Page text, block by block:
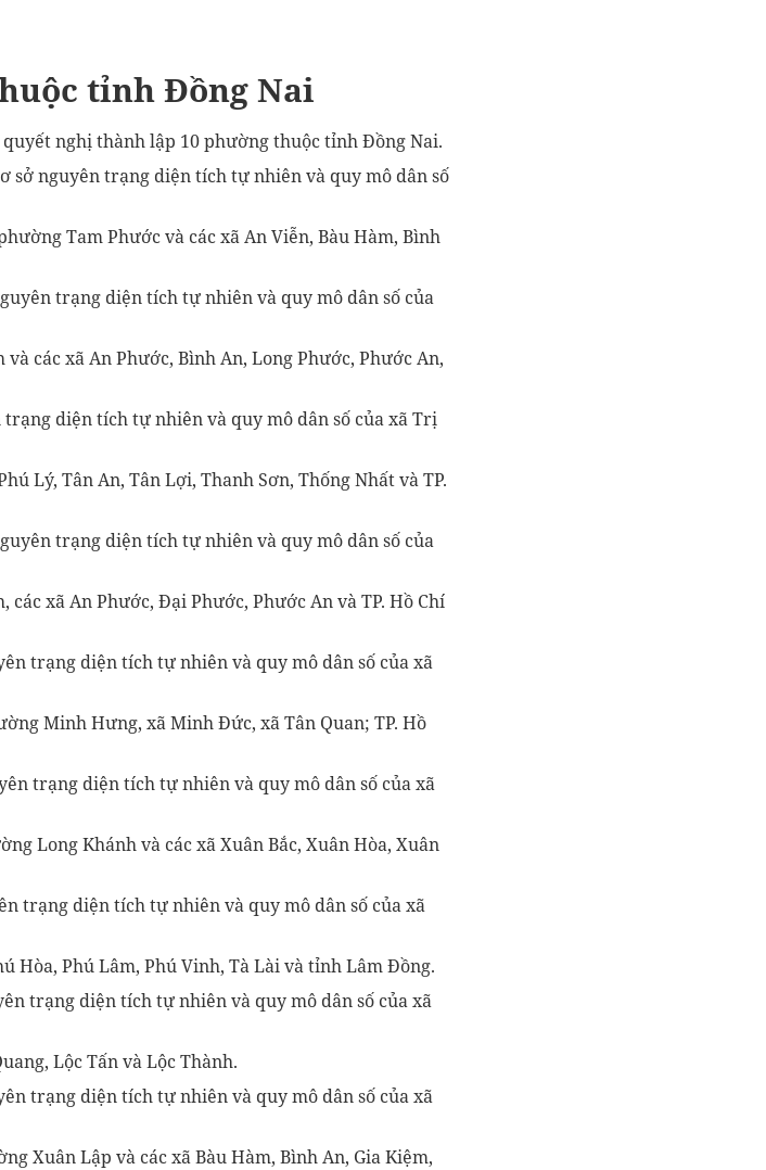
tỉnh Đồng Nai
nghị thành lập 10 phường thuộc tỉnh Đồng Nai.
sở nguyên trạng diện tích tự nhiên và quy mô dân số
Tam Phước và các xã An Viễn, Bàu Hàm, Bình
trạng diện tích tự nhiên và quy mô dân số của
các xã An Phước, Bình An, Long Phước, Phước An,
diện tích tự nhiên và quy mô dân số của xã Trị
Lý, Tân An, Tân Lợi, Thanh Sơn, Thống Nhất và TP.
trạng diện tích tự nhiên và quy mô dân số của
xã An Phước, Đại Phước, Phước An và TP. Hồ Chí
trạng diện tích tự nhiên và quy mô dân số của xã
Minh Hưng, xã Minh Đức, xã Tân Quan; TP. Hồ
trạng diện tích tự nhiên và quy mô dân số của xã
Long Khánh và các xã Xuân Bắc, Xuân Hòa, Xuân
trạng diện tích tự nhiên và quy mô dân số của xã
Hòa, Phú Lâm, Phú Vinh, Tà Lài và tỉnh Lâm Đồng.
trạng diện tích tự nhiên và quy mô dân số của xã
Lộc Tấn và Lộc Thành.
trạng diện tích tự nhiên và quy mô dân số của xã
Xuân Lập và các xã Bàu Hàm, Bình An, Gia Kiệm,